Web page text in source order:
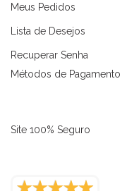
Meus Pedidos
Lista de Desejos
Recuperar Senha
Métodos de Pagamento
Site 100% Seguro